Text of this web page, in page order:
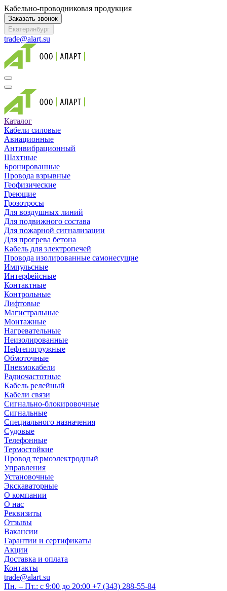
Кабельно-проводниковая продукция
Заказать звонок
Екатеринбург
trade@alart.su
Каталог
Кабели силовые
Авиационные
Антивибрационный
Шахтные
Бронированные
Провода взрывные
Геофизические
Греющие
Грозотросы
Для воздушных линий
Для подвижного состава
Для пожарной сигнализации
Для прогрева бетона
Кабель для электропечей
Провода изолированные самонесущие
Импульсные
Интерфейсные
Контактные
Контрольные
Лифтовые
Магистральные
Монтажные
Нагревательные
Неизолированные
Нефтепогружные
Обмоточные
Пневмокабели
Радиочастотные
Кабель релейный
Кабели связи
Сигнально-блокировочные
Сигнальные
Специального назначения
Судовые
Телефонные
Термостойкие
Провод термоэлектродный
Управления
Установочные
Экскаваторные
О компании
О нас
Реквизиты
Отзывы
Вакансии
Гарантии и сертификаты
Акции
Доставка и оплата
Контакты
trade@alart.su
Пн. – Пт.: с 9:00 до 20:00 +7 (343) 288-55-84